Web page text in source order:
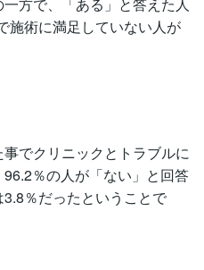
施術に満足していない人が
でクリニックとトラブルに
％の人が「ない」と回答
％だったということで